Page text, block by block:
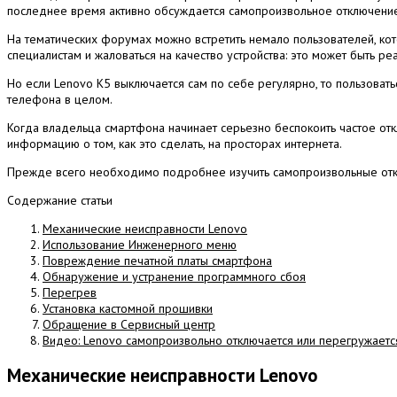
последнее время активно обсуждается самопроизвольное
На тематических форумах можно встретить немало пользователей,
специалистам и жаловаться на качество устройства: это может быть
Но если Lenovo K5 выключается сам по себе регулярно, то
телефона в целом.
Когда владельца смартфона начинает серьезно беспокоить частое
информацию о том, как это сделать, на просторах интернета.
Прежде всего необходимо подробнее изучить самопроизвольные
Содержание статьи
Механические неисправности Lenovo
Использование Инженерного меню
Повреждение печатной платы смартфона
Обнаружение и устранение программного сбоя
Перегрев
Установка кастомной прошивки
Обращение в Сервисный центр
Видео: Lenovo самопроизвольно отключается или
Механические неисправности Lenovo